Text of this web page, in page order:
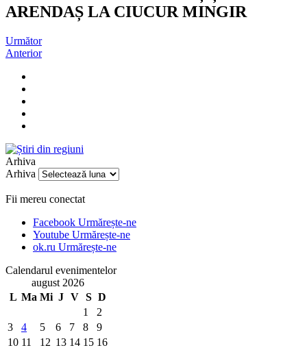
ARENDAȘ LA CIUCUR MINGIR
Următor
Anterior
Arhiva
Arhiva
Fii mereu conectat
Facebook Urmărește-ne
Youtube Urmărește-ne
ok.ru Urmărește-ne
Calendarul evenimentelor
august 2026
L Ma Mi J V S D
1
2
3
4 5 6 7 8
9
10 11 12 13 14 15 16